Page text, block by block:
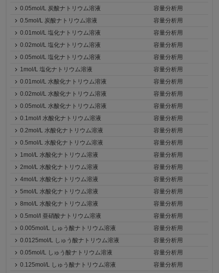
0.05mol/L 炭酸ナトリウム溶液
容量分析用
0.5mol/L 炭酸ナトリウム溶液
容量分析用
0.01mol/L 塩化ナトリウム溶液
容量分析用
0.02mol/L 塩化ナトリウム溶液
容量分析用
0.05mol/L 塩化ナトリウム溶液
容量分析用
1mol/L 塩化ナトリウム溶液
容量分析用
0.01mol/L 水酸化ナトリウム溶液
容量分析用
0.02mol/L 水酸化ナトリウム溶液
容量分析用
0.05mol/L 水酸化ナトリウム溶液
容量分析用
0.1mol/l 水酸化ナトリウム溶液
容量分析用
0.2mol/L 水酸化ナトリウム溶液
容量分析用
0.5mol/L 水酸化ナトリウム溶液
容量分析用
1mol/L 水酸化ナトリウム溶液
容量分析用
2mol/L 水酸化ナトリウム溶液
容量分析用
4mol/L 水酸化ナトリウム溶液
容量分析用
5mol/L 水酸化ナトリウム溶液
容量分析用
8mol/L 水酸化ナトリウム溶液
容量分析用
0.5mol/l 亜硝酸ナトリウム溶液
容量分析用
0.005mol/L しゅう酸ナトリウム溶液
容量分析用
0.0125mol/L しゅう酸ナトリウム溶液
容量分析用
0.05mol/L しゅう酸ナトリウム溶液
容量分析用
0.125mol/L しゅう酸ナトリウム溶液
容量分析用